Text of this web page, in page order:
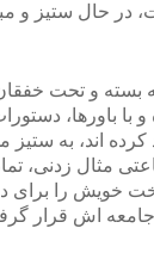
حال ستیز و
بسته و تحت
باورها،
اند، به ستیز
مثال زدنی،
خویش را برای
جامعه اش قرار